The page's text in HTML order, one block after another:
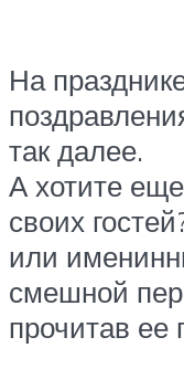
На
так далее.
А хотите
своих
или
смешной
прочитав ее